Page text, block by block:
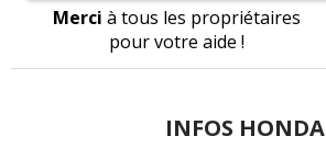
Merci à tous les propriétaires
pour votre aide !
INFOS HONDA